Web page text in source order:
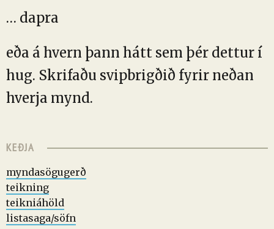
… dapra
eða á hvern þann hátt sem þér dettur í
hug. Skrifaðu svipbrigðið fyrir neðan
hverja mynd.
KEÐJA
myndasögugerð
teikning
teikniáhöld
listasaga/söfn